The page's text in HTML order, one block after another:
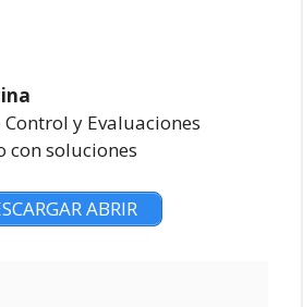
y Evaluaciones
con soluciones
ABRIR